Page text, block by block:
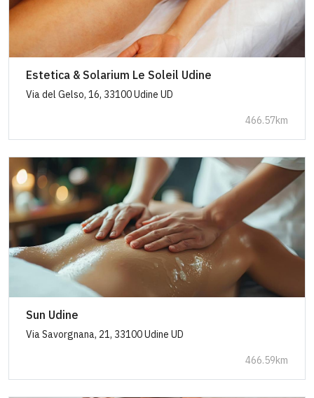
Estetica & Solarium Le Soleil Udine
Via del Gelso, 16, 33100 Udine UD
466.57km
Sun Udine
Via Savorgnana, 21, 33100 Udine UD
466.59km